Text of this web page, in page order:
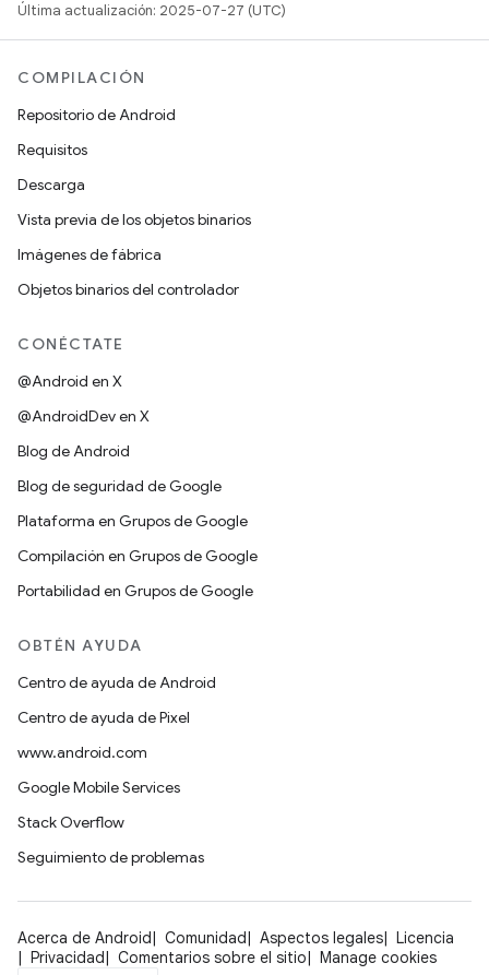
Última actualización: 2025-07-27 (UTC)
COMPILACIÓN
Repositorio de Android
Requisitos
Descarga
Vista previa de los objetos binarios
Imágenes de fábrica
Objetos binarios del controlador
CONÉCTATE
@Android en X
@AndroidDev en X
Blog de Android
Blog de seguridad de Google
Plataforma en Grupos de Google
Compilación en Grupos de Google
Portabilidad en Grupos de Google
OBTÉN AYUDA
Centro de ayuda de Android
Centro de ayuda de Pixel
www.android.com
Google Mobile Services
Stack Overflow
Seguimiento de problemas
Acerca de Android Comunidad Aspectos legales
Licencia
Privacidad
Comentarios sobre el sitio Manage cookies